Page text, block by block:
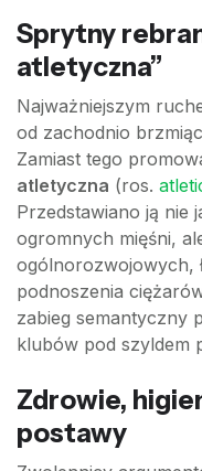
Sprytny
atletyczna”
Najważniejszym
od zachodnio
Zamiast tego
atletyczna (ros.
Przedstawiano ją nie
ogromnych mięśni,
ogólnorozwojowych,
podnoszenia
zabieg semantyczny
klubów pod szyldem
Zdrowie,
postawy